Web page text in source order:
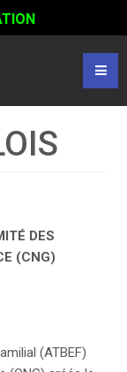
CLIQUER POUR
DES
(CNG)
(ATBEF)